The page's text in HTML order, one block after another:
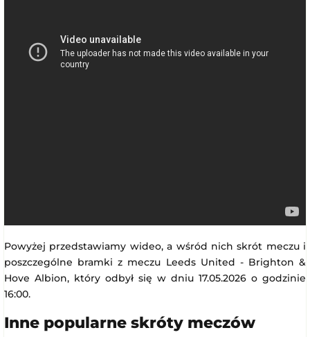
Powyżej przedstawiamy wideo, a wśród nich skrót meczu i
poszczególne bramki z meczu Leeds United - Brighton &
Hove Albion, który odbył się w dniu 17.05.2026 o godzinie
16:00.
Inne popularne skróty meczów